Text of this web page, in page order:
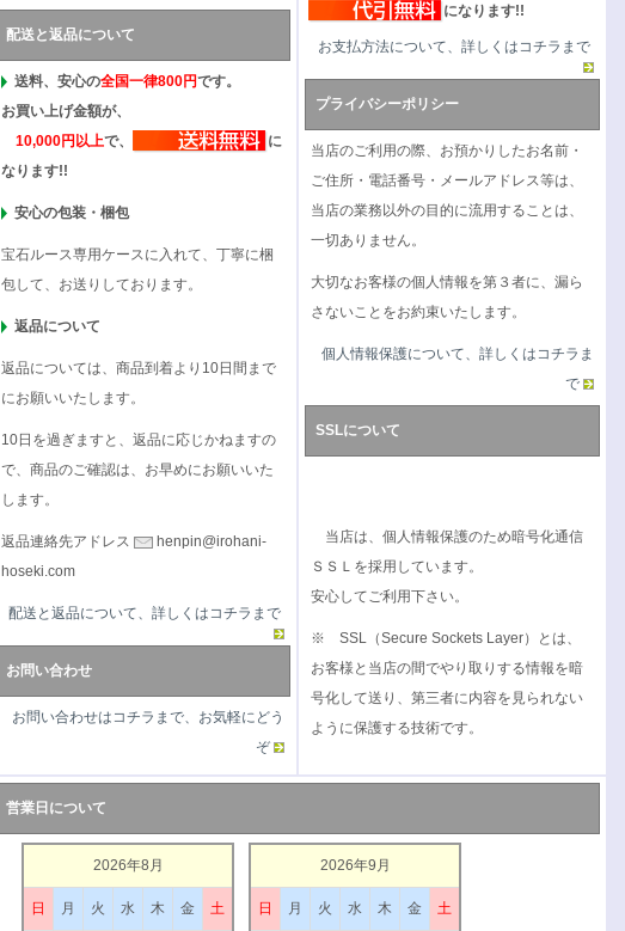
配送と返品について
送料、安心の全国一律800円です。
お買い上げ金額が、
10,000円以上で、
に
なります!!
安心の包装・梱包
宝石ルース専用ケースに入れて、丁寧に梱
包して、お送りしております。
返品について
返品については、商品到着より10日間まで
にお願いいたします。
10日を過ぎますと、返品に応じかねますの
で、商品のご確認は、お早めにお願いいた
します。
返品連絡先アドレス
henpin@irohani-
hoseki.com
配送と返品について、詳しくはコチラまで
お問い合わせ
お問い合わせはコチラまで、お気軽にどう
ぞ
になります!!
お支払方法について、詳しくはコチラまで
プライバシーポリシー
当店のご利用の際、お預かりしたお名前・
ご住所・電話番号・メールアドレス等は、
当店の業務以外の目的に流用することは、
一切ありません。
大切なお客様の個人情報を第３者に、漏ら
さないことをお約束いたします。
個人情報保護について、詳しくはコチラま
で
SSLについて
当店は、個人情報保護のため暗号化通信
ＳＳＬを採用しています。
安心してご利用下さい。
※ SSL（Secure Sockets Layer）とは、
お客様と当店の間でやり取りする情報を暗
号化して送り、第三者に内容を見られない
ように保護する技術です。
営業日について
2026年8月
日 月 火 水 木 金 土
2026年9月
日 月 火 水 木 金 土